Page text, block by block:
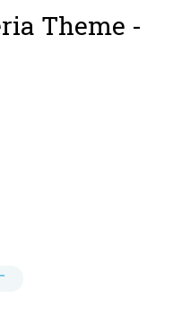
Theme -